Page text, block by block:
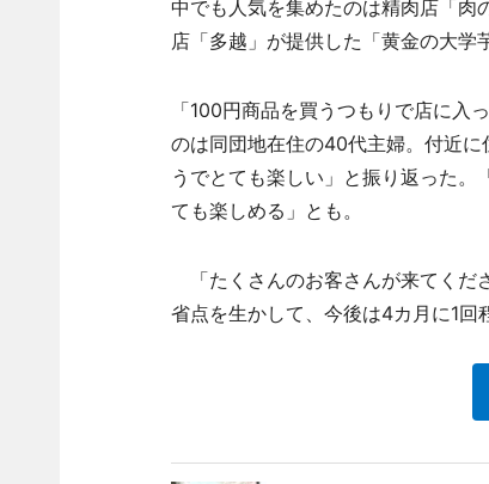
中でも人気を集めたのは精肉店「肉
店「多越」が提供した「黄金の大学
「100円商品を買うつもりで店に入
のは同団地在住の40代主婦。付近
うでとても楽しい」と振り返った
ても楽しめる」とも。
「たくさんのお客さんが来てくだ
省点を生かして、今後は4カ月に1回